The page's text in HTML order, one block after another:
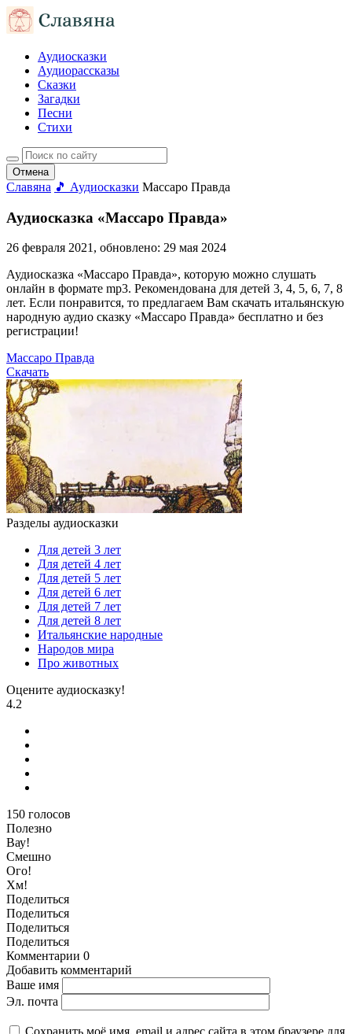
Аудиосказки
Аудиорассказы
Сказки
Загадки
Песни
Стихи
Отмена
Славяна 🎵 Аудиосказки Массаро Правда
Аудиосказка «Массаро Правда»
26 февраля 2021, обновлено: 29 мая 2024
Аудиосказка «Массаро Правда», которую можно слушать
онлайн в формате mp3. Рекомендована для детей 3, 4, 5, 6, 7, 8
лет. Если понравится, то предлагаем Вам скачать итальянскую
народную аудио сказку «Массаро Правда» бесплатно и без
регистрации!
Массаро Правда
Скачать
Разделы аудиосказки
Для детей 3 лет
Для детей 4 лет
Для детей 5 лет
Для детей 6 лет
Для детей 7 лет
Для детей 8 лет
Итальянские народные
Народов мира
Про животных
Оцените аудиосказку!
4.2
150 голосов
Полезно
Вау!
Смешно
Ого!
Хм!
Поделиться
Поделиться
Поделиться
Поделиться
Комментарии 0
Добавить комментарий
Ваше имя
Эл. почта